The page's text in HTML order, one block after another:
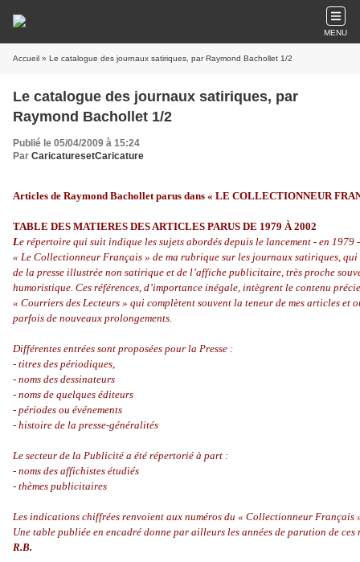
MENU
Accueil » Le catalogue des journaux satiriques, par Raymond Bachollet 1/2
Le catalogue des journaux satiriques, par
Raymond Bachollet 1/2
Publié le 05/04/2009 à 15:24
Par CaricaturesetCaricature
Articles de Raymond Bachollet parus dans « LE COLLECTIONNEUR
TABLE DES MATIERES DES ARTICLES PARUS DE 1979 À 2002
Le répertoire qui suit indique les sujets abordés depuis le lancement - en 1979
« Le Collectionneur Français » de ma rubrique sur les journaux satiriques,
de la presse illustrée non satirique et de l’affiche publicitaire, très proche
humoristique. Ces références, d’importance inégale, intègrent le contenu
« Courriers des Lecteurs » qui complètent souvent la teneur de mes articles et
parfois de nouveaux prolongements.
Différentes entrées sont proposées pour la Presse :
- titres des périodiques,
- noms des dessinateurs
- noms de quelques éditeurs
- périodes ou événements
- histoire de la presse-généralités
Le secteur de la Publicité a été répertorié à part :
- noms des affichistes étudiés
- thèmes publicitaires
Les indications chiffrées renvoient aux numéros du « Collectionneur Français
Une table publiée en encadré donne par ailleurs les années de parution de ces
R.B.